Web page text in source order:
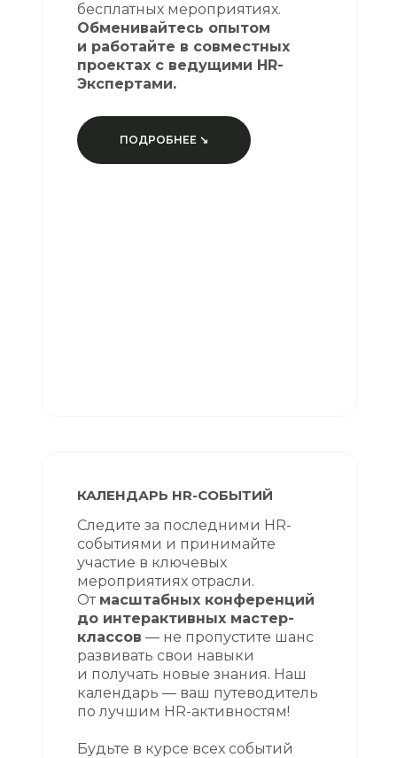
ПОДРОБНЕЕ ↘
бесплатных мероприятиях.
Обменивайтесь опытом
и работайте в совместных
проектах с ведущими HR-
Экспертами.
Следите за последними HR-
событиями и принимайте
участие в ключевых
мероприятиях отрасли.
От масштабных конференций
до интерактивных мастер-
классов — не пропустите шанс
развивать свои навыки
и получать новые знания. Наш
календарь — ваш путеводитель
по лучшим HR-активностям!
Будьте в курсе всех событий
КАЛЕНДАРЬ HR-СОБЫТИЙ